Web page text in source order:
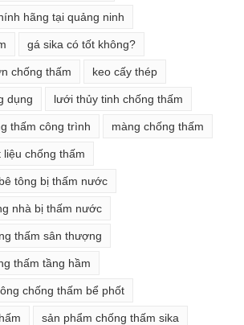
hãng tại quảng ninh
gá sika có tốt không?
chống thấm keo cấy thép
dụng lưới thủy tinh chống thấm
thấm công trình màng chống thấm
liệu chống thấm
tông bị thấm nước
nhà bị thấm nước
thấm sân thượng
thấm tầng hầm
chống thấm bể phốt
sản phẩm chống thấm sika